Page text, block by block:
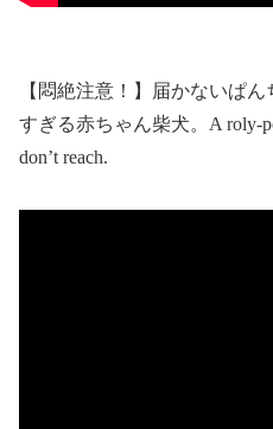
【悶絶注意！】届かないぱ
すぎる赤ちゃん柴犬。A
don’t reach.